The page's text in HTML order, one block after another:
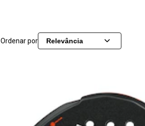
Ordenar por Relevância